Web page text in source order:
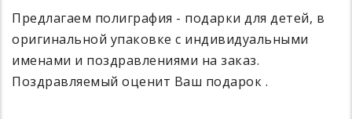
Предлагаем полиграфия - подарки для детей, в
оригинальной упаковке с индивидуальными
именами и поздравлениями на заказ.
Поздравляемый оценит Ваш подарок .